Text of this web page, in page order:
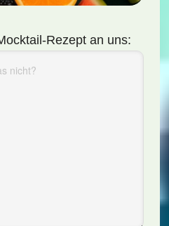
Rezept an uns: